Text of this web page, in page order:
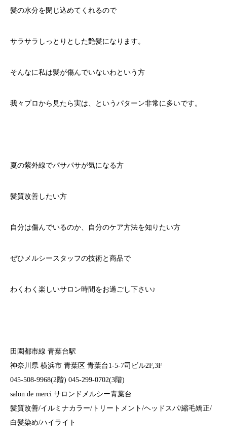
髪の水分を閉じ込めてくれるので
サラサラしっとりとした艶髪になります。
そんなに私は髪が傷んでいないわという方
我々プロから見たら実は、というパターン非常に多いです。
夏の紫外線でパサパサが気になる方
髪質改善したい方
自分は傷んでいるのか、自分のケア方法を知りたい方
ぜひメルシースタッフの技術と商品で
わくわく楽しいサロン時間をお過ごし下さい♪
田園都市線 青葉台駅
神奈川県 横浜市 青葉区 青葉台1-5-7司ビル2F,3F
045-508-9968(2階) 045-299-0702(3階)
salon de merci サロンドメルシー青葉台
髪質改善/イルミナカラー/トリートメント/ヘッドスパ/縮毛矯正/
白髪染め/ハイライト